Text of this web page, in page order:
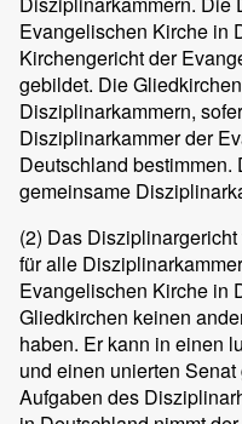
Evangelischen Kirche in
Kirchengericht der
gebildet. Die
Disziplinarkammern,
Disziplinarkammer der
Deutschland
gemeinsame
(2) Das
für alle
Evangelischen Kirche in
Gliedkirchen keinen
haben. Er kann in einen
und einen unierten
Aufgaben des